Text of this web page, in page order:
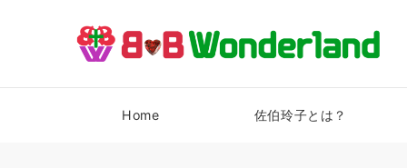
Home 佐伯玲子とは？